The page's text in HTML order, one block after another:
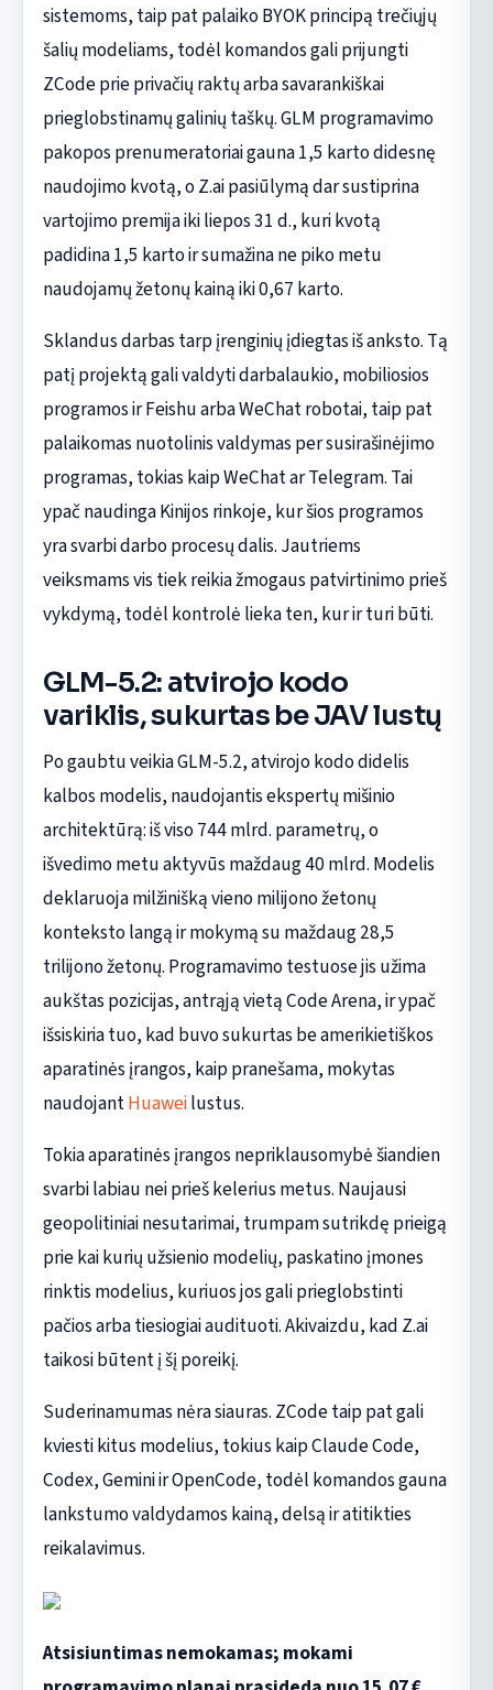
sistemoms, taip pat palaiko BYOK principą trečiųjų
šalių modeliams, todėl komandos gali prijungti
ZCode prie privačių raktų arba savarankiškai
prieglobstinamų galinių taškų. GLM programavimo
pakopos prenumeratoriai gauna 1,5 karto didesnę
naudojimo kvotą, o Z.ai pasiūlymą dar sustiprina
vartojimo premija iki liepos 31 d., kuri kvotą
padidina 1,5 karto ir sumažina ne piko metu
naudojamų žetonų kainą iki 0,67 karto.
Sklandus darbas tarp įrenginių įdiegtas iš anksto. Tą
patį projektą gali valdyti darbalaukio, mobiliosios
programos ir Feishu arba WeChat robotai, taip pat
palaikomas nuotolinis valdymas per susirašinėjimo
programas, tokias kaip WeChat ar Telegram. Tai
ypač naudinga Kinijos rinkoje, kur šios programos
yra svarbi darbo procesų dalis. Jautriems
veiksmams vis tiek reikia žmogaus patvirtinimo prieš
vykdymą, todėl kontrolė lieka ten, kur ir turi būti.
GLM-5.2: atvirojo kodo
variklis, sukurtas be JAV lustų
Po gaubtu veikia GLM-5.2, atvirojo kodo didelis
kalbos modelis, naudojantis ekspertų mišinio
architektūrą: iš viso 744 mlrd. parametrų, o
išvedimo metu aktyvūs maždaug 40 mlrd. Modelis
deklaruoja milžinišką vieno milijono žetonų
konteksto langą ir mokymą su maždaug 28,5
trilijono žetonų. Programavimo testuose jis užima
aukštas pozicijas, antrąją vietą Code Arena, ir ypač
išsiskiria tuo, kad buvo sukurtas be amerikietiškos
aparatinės įrangos, kaip pranešama, mokytas
naudojantHuaweilustus.
Tokia aparatinės įrangos nepriklausomybė šiandien
svarbi labiau nei prieš kelerius metus. Naujausi
geopolitiniai nesutarimai, trumpam sutrikdę prieigą
prie kai kurių užsienio modelių, paskatino įmones
rinktis modelius, kuriuos jos gali prieglobstinti
pačios arba tiesiogiai audituoti. Akivaizdu, kad Z.ai
taikosi būtent į šį poreikį.
Suderinamumas nėra siauras. ZCode taip pat gali
kviesti kitus modelius, tokius kaip Claude Code,
Codex, Gemini ir OpenCode, todėl komandos gauna
lankstumo valdydamos kainą, delsą ir atitikties
reikalavimus.
Atsisiuntimas nemokamas; mokami